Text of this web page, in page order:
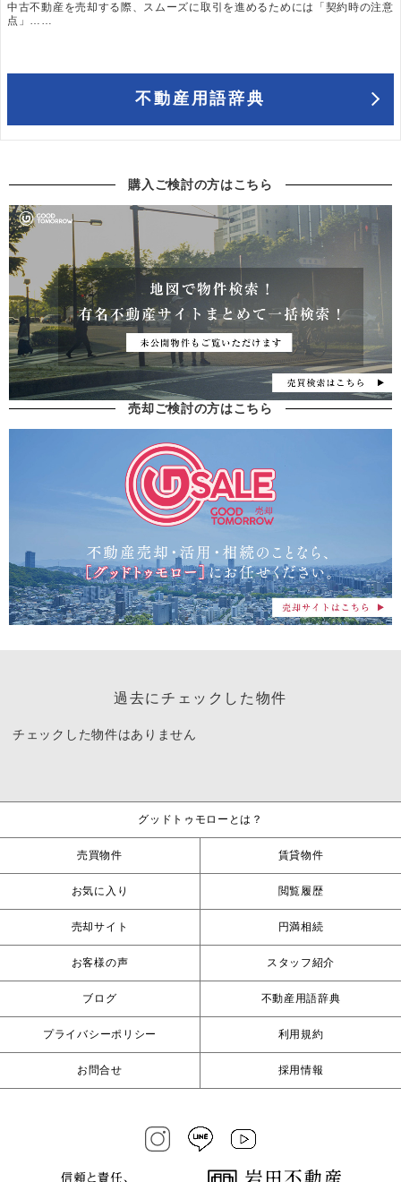
中古不動産を売却する際、スムーズに取引を進めるためには「契約時の注意
点」……
不動産用語辞典
購入ご検討の方はこちら
売却ご検討の方はこちら
過去にチェックした物件
チェックした物件はありません
グッドトゥモローとは？
売買物件 賃貸物件
お気に入り 閲覧履歴
売却サイト 円満相続
お客様の声 スタッフ紹介
ブログ 不動産用語辞典
プライバシーポリシー 利用規約
お問合せ 採用情報